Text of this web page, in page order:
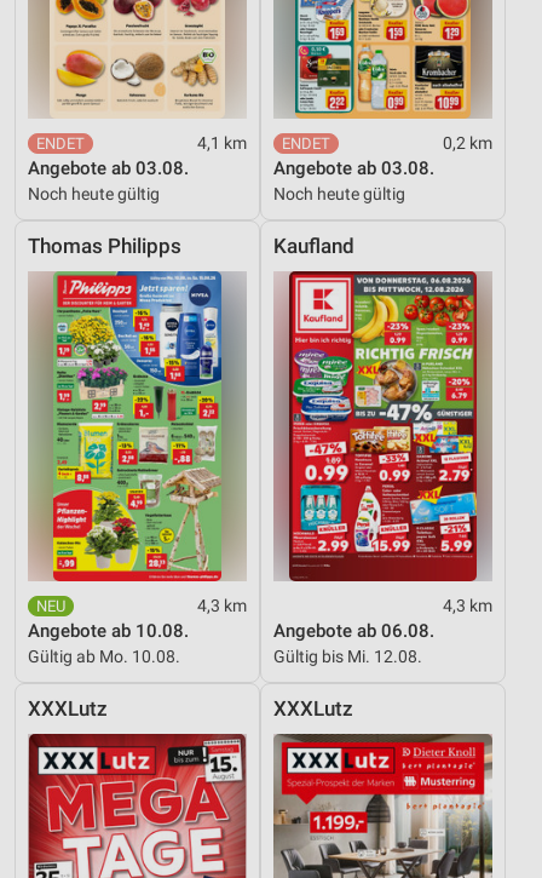
4,1 km
Angebote ab 03.08.
Noch heute gültig
0,2 km
Angebote ab 03.08.
Noch heute gültig
Thomas Philipps
4,3 km
Angebote ab 10.08.
Gültig ab Mo. 10.08.
Kaufland
4,3 km
Angebote ab 06.08.
Gültig bis Mi. 12.08.
XXXLutz XXXLutz